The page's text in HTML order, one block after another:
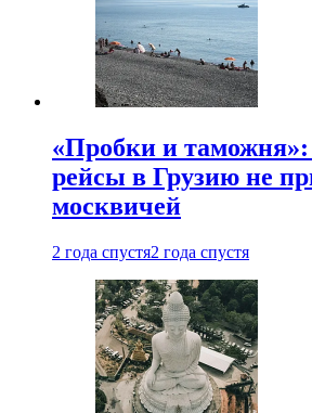
«Пробки и
рейсы в Грузию не
москвичей
2 года спустя2 года спустя